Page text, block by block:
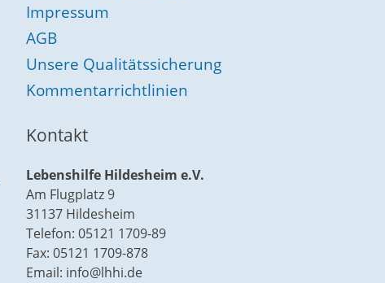
Impressum
AGB
Unsere Qualitätssicherung
Kommentarrichtlinien
Kontakt
Lebenshilfe Hildesheim e.V.
Am Flugplatz 9
31137 Hildesheim
Telefon: 05121 1709-89
Fax: 05121 1709-878
Email: info@lhhi.de